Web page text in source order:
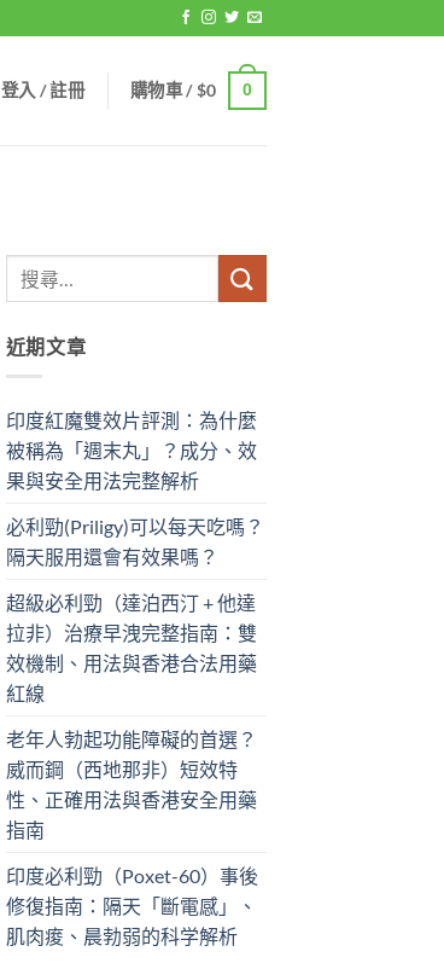
登入 / 註冊 購物車 /$0 0
近期文章
印度紅魔雙效片評測：為什麼
被稱為「週末丸」？成分、效
果與安全用法完整解析
必利勁(Priligy)可以每天吃嗎？
隔天服用還會有效果嗎？
超級必利勁（達泊西汀 + 他達
拉非）治療早洩完整指南：雙
效機制、用法與香港合法用藥
紅線
老年人勃起功能障礙的首選？
威而鋼（西地那非）短效特
性、正確用法與香港安全用藥
指南
印度必利勁（Poxet-60）事後
修復指南：隔天「斷電感」、
肌肉痠、晨勃弱的科学解析